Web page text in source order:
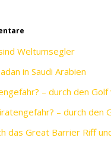
Weltumsegler
in Saudi Arabien
– durch den Golf
– durch den
das Great Barrier Riff